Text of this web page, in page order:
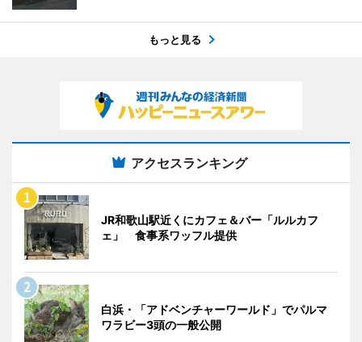
もっと見る
アクセスランキング
JR和歌山駅近くにカフェ＆バー「ルルカフ
ェ」 食事系ワッフル提供
白浜・「アドベンチャーワールド」でパルマ
ワラビー3頭の一般公開